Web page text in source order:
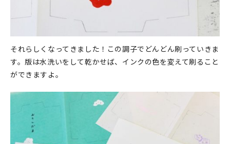
それらしくなってきました！この調子でどんどん刷っていきま
す。版は水洗いをして乾かせば、インクの色を変えて刷ること
ができますよ。